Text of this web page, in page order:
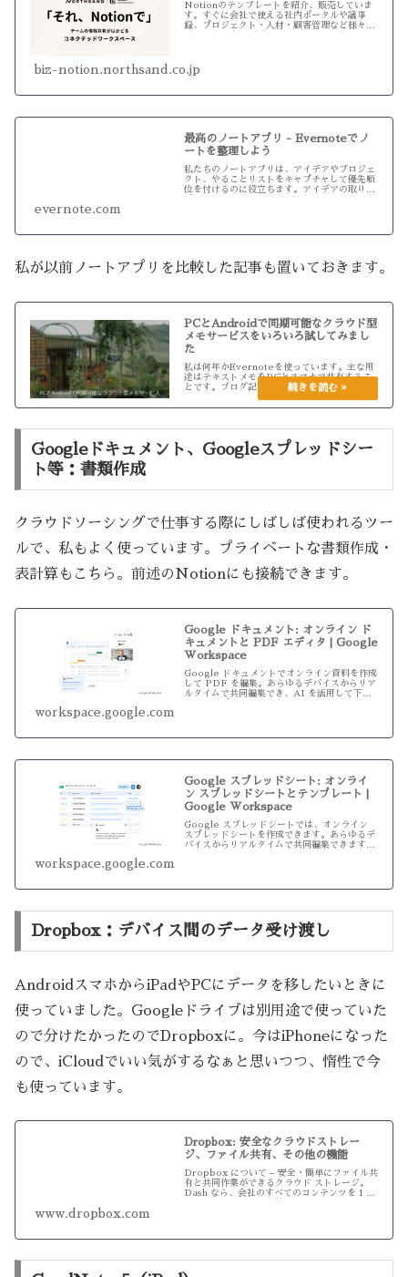
Notionのテンプレートを紹介、販売していま
す。すぐに会社で使える社内ポータルや議事
録、プロジェクト・人材・顧客管理など様々な
biz-notion.northsand.co.jp
最高のノートアプリ - Evernoteでノ
ートを整理しよう
私たちのノートアプリは、アイデアやプロジェ
クト、やることリストをキャプチャして優先順
位を付けるのに役立ちます。アイデアの取りこ
evernote.com
私が以前ノートアプリを比較した記事も置いておきます。
PCとAndroidで同期可能なクラウド型
メモサービスをいろいろ試してみまし
た
私は何年かEvernoteを使っています。主な用
途はテキストメモをPCとスマホで共有するこ
とです。ブログ記事や企画書・原稿などの草案
を、私はスマホから作成しています。バスの中
や外出先、布団の中などで使用できるからで
Googleドキュメント、Googleスプレッドシー
ト等：書類作成
クラウドソーシングで仕事する際にしばしば使われるツー
ルで、私もよく使っています。プライベートな書類作成・
表計算もこちら。前述のNotionにも接続できます。
Google ドキュメント: オンライン ド
キュメントと PDF エディタ | Google
Workspace
Google ドキュメントでオンライン資料を作成
して PDF を編集。あらゆるデバイスからリア
ルタイムで共同編集でき、AI を活用して下書
workspace.google.com
Google スプレッドシート: オンライ
ン スプレッドシートとテンプレート |
Google Workspace
Google スプレッドシートでは、オンライン
スプレッドシートを作成できます。あらゆるデ
バイスからリアルタイムで共同編集できます。
workspace.google.com
Dropbox：デバイス間のデータ受け渡し
AndroidスマホからiPadやPCにデータを移したいときに
使っていました。Googleドライブは別用途で使っていた
ので分けたかったのでDropboxに。今はiPhoneになった
ので、iCloudでいい気がするなぁと思いつつ、惰性で今
も使っています。
Dropbox: 安全なクラウドストレー
ジ、ファイル共有、その他の機能
Dropbox について – 安全・簡単にファイル共
有と共同作業ができるクラウド ストレージ。
Dash なら、会社のすべてのコンテンツを 1 か
www.dropbox.com